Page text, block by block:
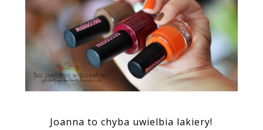
Joanna to chyba uwielbia lakiery!